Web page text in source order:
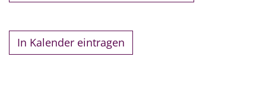
In Kalender eintragen